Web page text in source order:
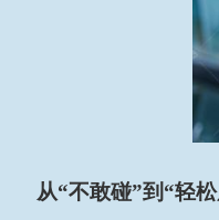
从“不敢碰”到“轻